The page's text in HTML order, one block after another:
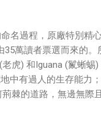
名過程，原廠特別精
35萬讀者票選而來的。
虎) 和Iguana (鬣蜥蜴)
中有過人的生存能力
棘的道路，無邊無際